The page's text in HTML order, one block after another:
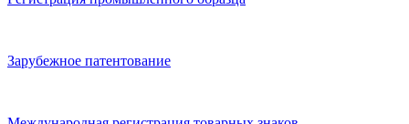
Зарубежное патентование